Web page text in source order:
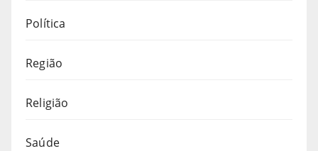
Política
Região
Religião
Saúde